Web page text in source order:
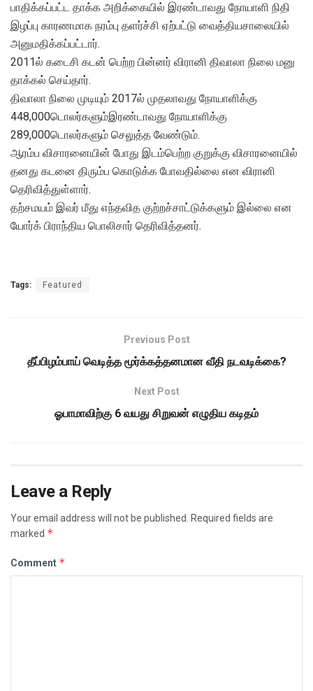
பாதிக்கப்பட்ட தாக்க அறிக்கையில் இரண்டாவது நோயாளி நிதி
இழப்பு காரணமாக நரம்பு தளர்ச்சி ஏற்பட்டு வைத்தியசாலையில்
அனுமதிக்கப்பட்டார்.
2011ல் கடைசி கடன் பெற்ற பின்னர் விரானி திவாலா நிலை மனு
தாக்கல் செய்தார்.
திவாலா நிலை முடியும் 2017ல் முதலாவது நோயாளிக்கு
448,000டொலர்களும்இரண்டாவது நோயாளிக்கு
289,000டொலர்களும் செலுத்த வேண்டும்.
ஆரம்ப விசாரனையின் போது இடம்பெற்ற குறுக்கு விசாரனையில்
தனது கடனை திரும்ப கொடுக்க போவதில்லை என விரானி
தெரிவித்துள்ளார்.
தற்சமயம் இவர் மீது எந்தவித குற்றச்சாட்டுக்களும் இல்லை என
யோர்க் பிராந்திய பொலிசார் தெரிவித்தனர்.
Tags: Featured
Previous Post
தீப்பிழம்பாய் வெடித்த மூர்க்கத்தனமான வீதி நடவடிக்கை?
Next Post
ஓபாமாவிற்கு 6 வயது சிறுவன் எழுதிய கடிதம்
Leave a Reply
Your email address will not be published.
Required fields are
marked *
Comment *